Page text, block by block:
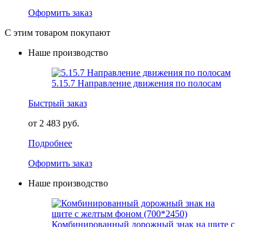
Оформить заказ
С этим товаром покупают
Наше производство
5.15.7 Направление движения по полосам
Быстрый заказ
от 2 483 руб.
Подробнее
Оформить заказ
Наше производство
Комбинированный дорожный знак на щите с